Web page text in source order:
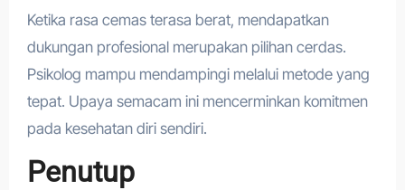
Ketika rasa cemas terasa berat, mendapatkan
dukungan profesional merupakan pilihan cerdas.
Psikolog mampu mendampingi melalui metode yang
tepat. Upaya semacam ini mencerminkan komitmen
pada kesehatan diri sendiri.
Penutup